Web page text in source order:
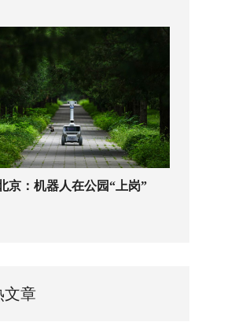
京：机器人在公园“上岗”
文章